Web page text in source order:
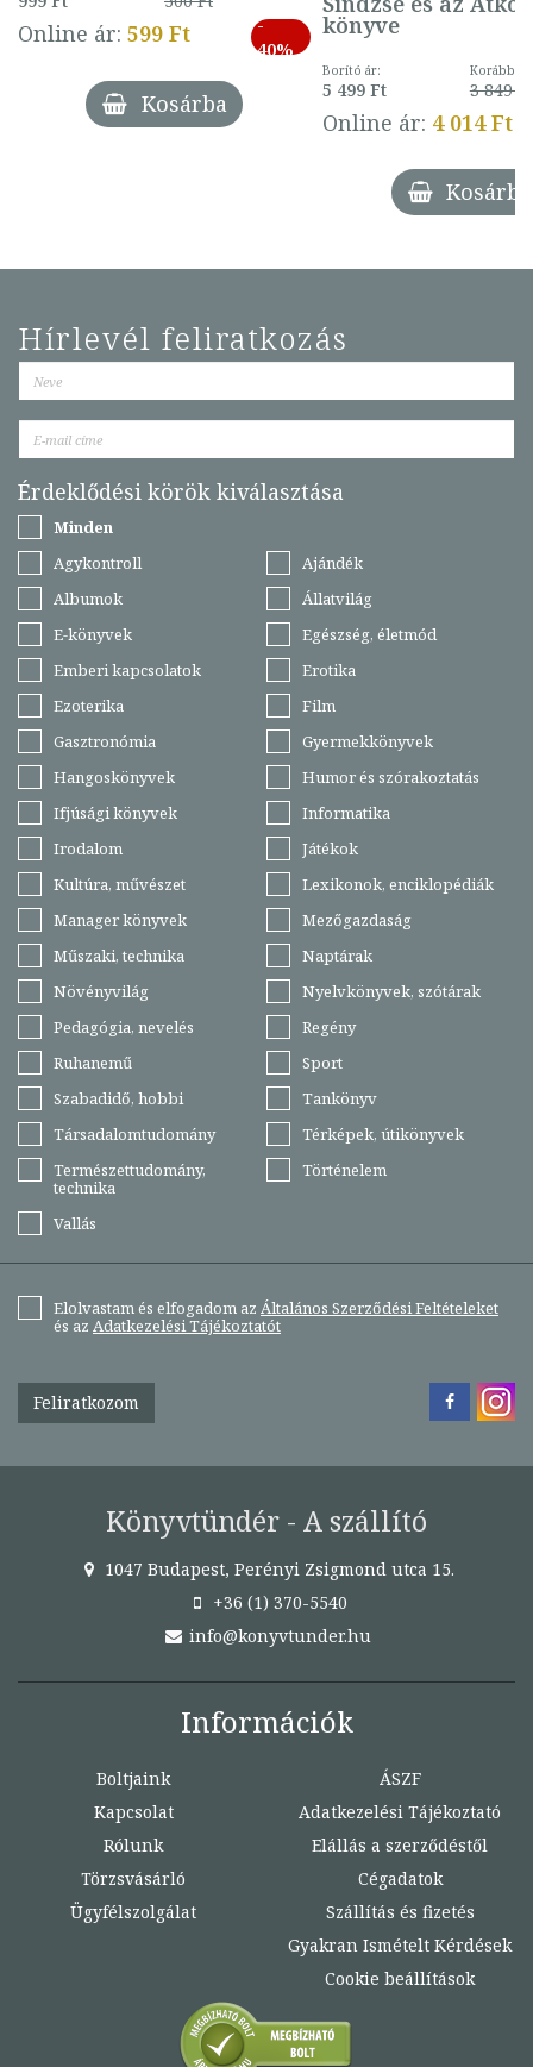
Online ár: 599 Ft
-
40%
Kosárba
könyve
Borító ár:
5 499 Ft
Korábbi
3 849 Ft
Online ár: 4 014 Ft
Kosárba
Hírlevél feliratkozás
Érdeklődési körök kiválasztása
Minden
Agykontroll
Ajándék
Albumok
Állatvilág
E-könyvek
Egészség, életmód
Emberi kapcsolatok
Erotika
Ezoterika
Film
Gasztronómia
Gyermekkönyvek
Hangoskönyvek
Humor és szórakoztatás
Ifjúsági könyvek
Informatika
Irodalom
Játékok
Kultúra, művészet
Lexikonok, enciklopédiák
Manager könyvek
Mezőgazdaság
Műszaki, technika
Naptárak
Növényvilág
Nyelvkönyvek, szótárak
Pedagógia, nevelés
Regény
Ruhanemű
Sport
Szabadidő, hobbi
Tankönyv
Társadalomtudomány
Térképek, útikönyvek
Természettudomány,
technika
Történelem
Vallás
Elolvastam és elfogadom az Általános Szerződési Feltételeket
és az Adatkezelési Tájékoztatót
Feliratkozom
Könyvtündér - A szállító
1047 Budapest, Perényi Zsigmond utca 15.
+36 (1) 370-5540
info@konyvtunder.hu
Információk
Boltjaink
Kapcsolat
Rólunk
Törzsvásárló
Ügyfélszolgálat
ÁSZF
Adatkezelési Tájékoztató
Elállás a szerződéstől
Cégadatok
Szállítás és fizetés
Gyakran Ismételt Kérdések
Cookie beállítások